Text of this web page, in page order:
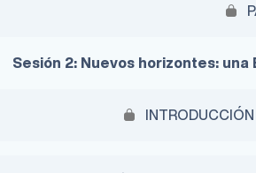
Sesión 2: Nuevos horizontes: una